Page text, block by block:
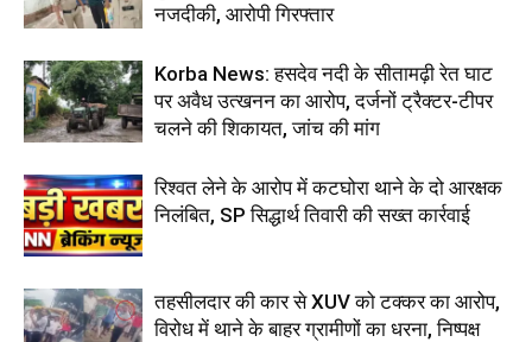
नजदीकी, आरोपी गिरफ्तार
Korba News: हसदेव नदी के सीतामढ़ी रेत घाट
पर अवैध उत्खनन का आरोप, दर्जनों ट्रैक्टर-टीपर
चलने की शिकायत, जांच की मांग
रिश्वत लेने के आरोप में कटघोरा थाने के दो आरक्षक
निलंबित, SP सिद्धार्थ तिवारी की सख्त कार्रवाई
तहसीलदार की कार से XUV को टक्कर का आरोप,
विरोध में थाने के बाहर ग्रामीणों का धरना, निष्पक्ष